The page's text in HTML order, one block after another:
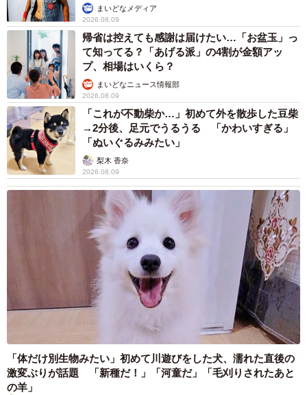
まいどなメディア
2026.08.09
帰省は控えても感謝は届けたい…「お盆玉」っ
て知ってる？「あげる派」の4割が金額アッ
プ、相場はいくら？
まいどなニュース情報部
2026.08.09
「これが不動柴か…」初めて外を散歩した豆柴
→2分後、足元でうるうる 「かわいすぎる」
「ぬいぐるみみたい」
梨木 香奈
2026.08.09
「体だけ別生物みたい」初めて川遊びをした犬、濡れた直後の
激変ぶりが話題 「新種だ！」「河童だ」「毛刈りされたあと
の羊」